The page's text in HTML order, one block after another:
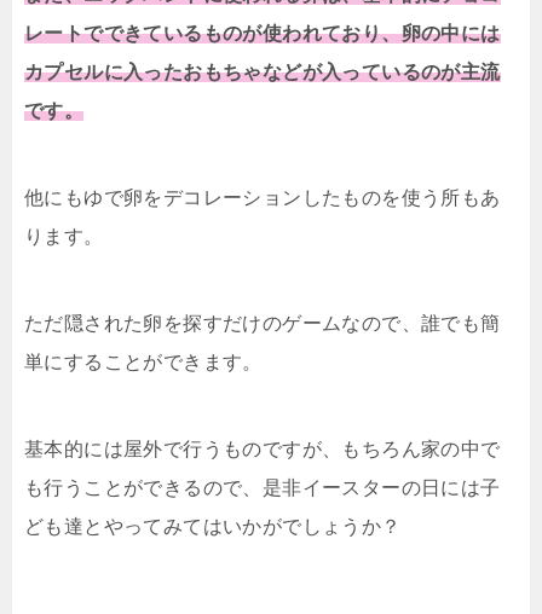
レートでできているものが使われており、卵の中には
カプセルに入ったおもちゃなどが入っているのが主流
です。
他にもゆで卵をデコレーションしたものを使う所もあ
ります。
ただ隠された卵を探すだけのゲームなので、誰でも簡
単にすることができます。
基本的には屋外で行うものですが、もちろん家の中で
も行うことができるので、是非イースターの日には子
ども達とやってみてはいかがでしょうか？